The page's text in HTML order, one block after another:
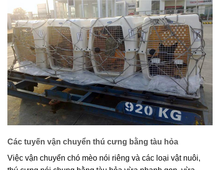
Các tuyến vận chuyển thú cưng bằng tàu hỏa
Việc vận chuyển chó mèo nói riêng và các loại vật nuôi,